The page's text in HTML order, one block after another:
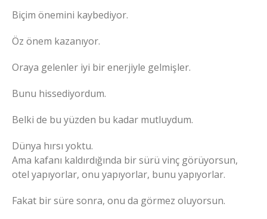
Biçim önemini kaybediyor.
Öz önem kazanıyor.
Oraya gelenler iyi bir enerjiyle gelmişler.
Bunu hissediyordum.
Belki de bu yüzden bu kadar mutluydum.
Dünya hırsı yoktu.
Ama kafanı kaldırdığında bir sürü vinç görüyorsun,
otel yapıyorlar, onu yapıyorlar, bunu yapıyorlar.
Fakat bir süre sonra, onu da görmez oluyorsun.